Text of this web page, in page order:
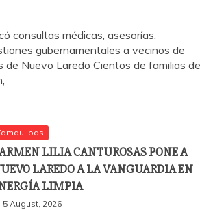
consultas médicas, asesorías,
gubernamentales a vecinos de
de Nuevo Laredo Cientos de familias de
LILIA CANTUROSAS PONE A
LAREDO A LA VANGUARDIA EN
LIMPIA
5 August, 2026